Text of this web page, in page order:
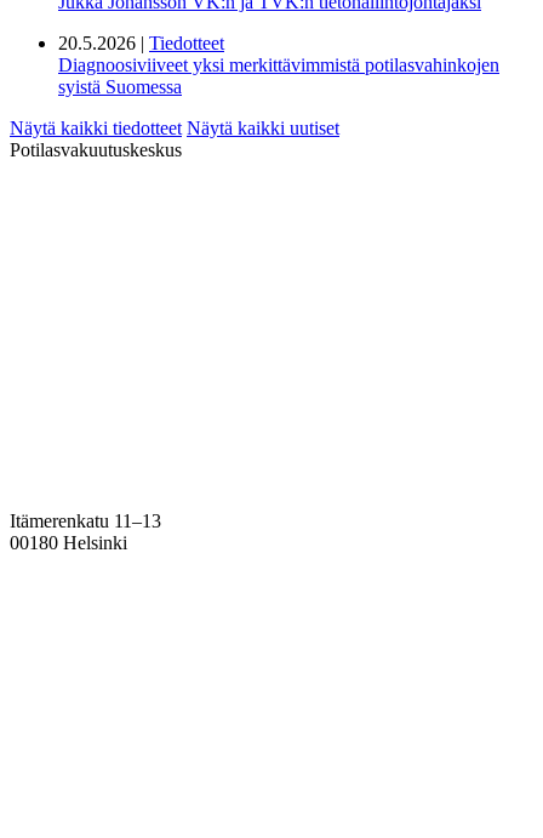
20.5.2026 | Tiedotteet
Diagnoosiviiveet yksi merkittävimmistä potilasvahinkojen
syistä Suomessa
Näytä kaikki tiedotteet Näytä kaikki uutiset
Potilasvakuutuskeskus
Itämerenkatu 11–13
00180 Helsinki